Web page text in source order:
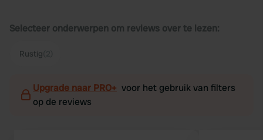
Selecteer onderwerpen om reviews over te lezen:
Rustig
Upgrade naar PRO+ voor het gebruik van filters
op de reviews